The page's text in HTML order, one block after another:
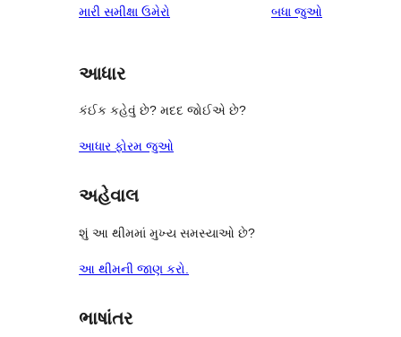
સમીક્ષાઓ
સ્ટાર
મારી સમીક્ષા ઉમેરો બધા સમીક્ષાઓ
જુઓ
આધાર
કંઈક કહેવું છે? મદદ જોઈએ છે?
આધાર ફોરમ જુઓ
અહેવાલ
શું આ થીમમાં મુખ્ય સમસ્યાઓ છે?
આ થીમની જાણ કરો.
ભાષાંતર